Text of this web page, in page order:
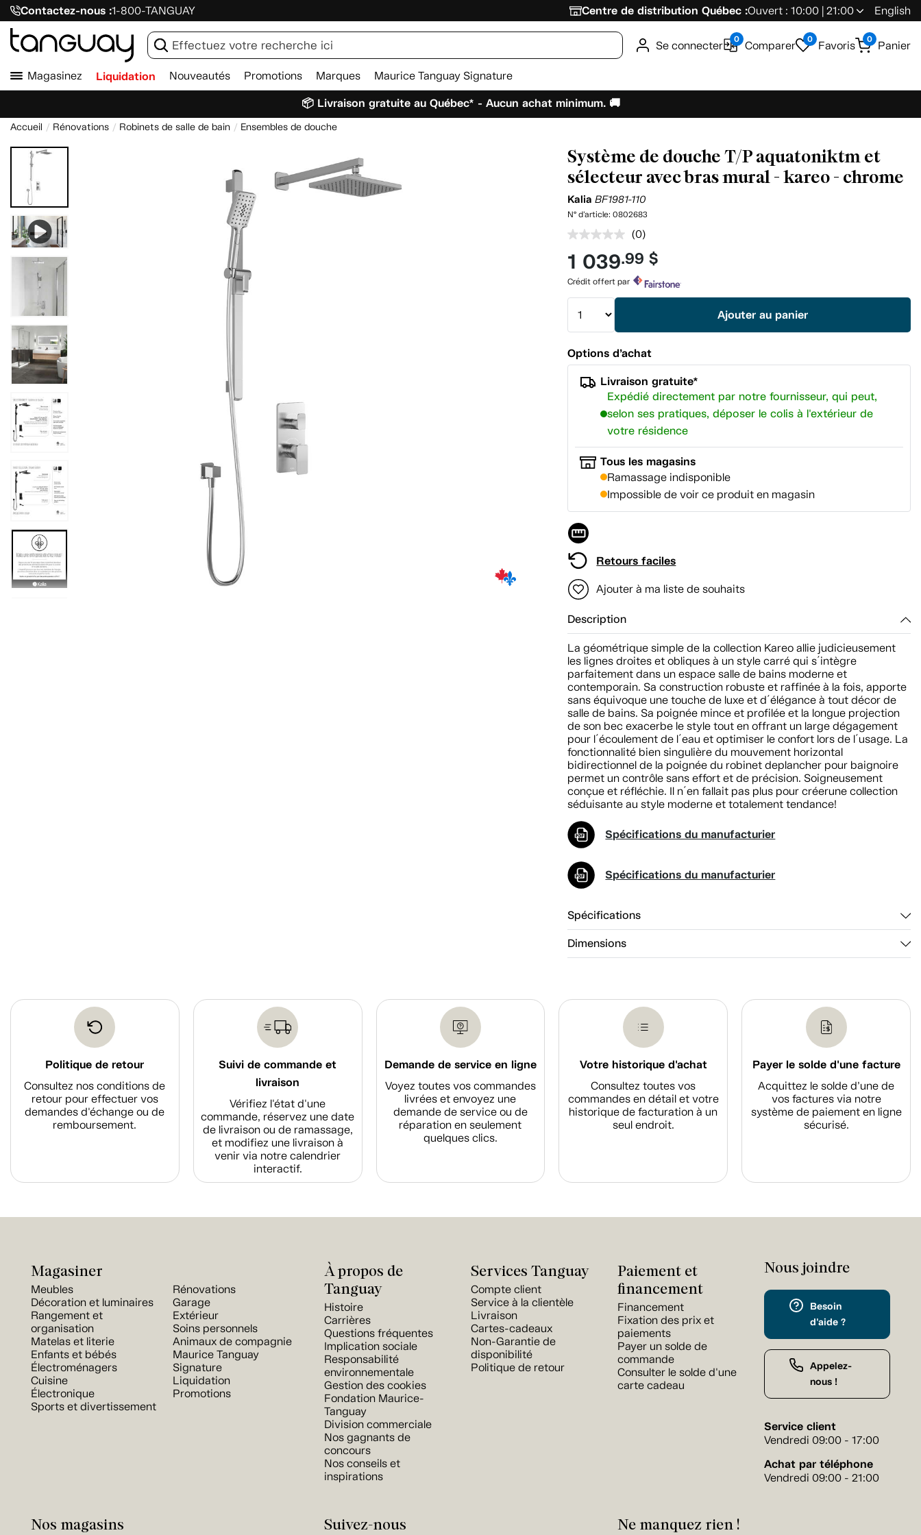
Contactez-nous :1-800-TANGUAY Centre de distribution Québec :Ouvert : 10:00 | 21:00 English
Se connecter 0 Comparer 0 Favoris 0 Panier
Magasinez Liquidation Nouveautés Promotions Marques Maurice Tanguay Signature
📦 Livraison gratuite au Québec* - Aucun achat minimum. 🚚
Accueil Rénovations Robinets de salle de bain Ensembles de douche
Système de douche T/P aquatoniktm et
sélecteur avec bras mural - kareo - chrome
KaliaBF1981-110
N° d'article:0802683
Aucune
cote
pour
produit.
(0)
1 039.99 $
Crédit offert par
Ajouter au panier
Options d’achat
Livraison gratuite*
Expédié directement par notre fournisseur, qui peut,
selon ses pratiques, déposer le colis à l'extérieur de
votre résidence
Tous les magasins
Ramassage indisponible
Impossible de voir ce produit en magasin
Retours faciles
Ajouter à ma liste de souhaits
Description
La géométrique simple de la collection Kareo allie judicieusement
les lignes droites et obliques à un style carré qui s´intègre
parfaitement dans un espace salle de bains moderne et
contemporain. Sa construction robuste et raffinée à la fois, apporte
sans équivoque une touche de luxe et d´élégance à tout décor de
salle de bains. Sa poignée mince et profilée et la longue projection
de son bec exacerbe le style tout en offrant un large dégagement
pour l´écoulement de l´eau et optimiser le confort lors de l´usage. La
fonctionnalité bien singulière du mouvement horizontal
bidirectionnel de la poignée du robinet deplancher pour baignoire
permet un contrôle sans effort et de précision. Soigneusement
conçue et réfléchie. Il n´en fallait pas plus pour créerune collection
séduisante au style moderne et totalement tendance!
Spécifications du manufacturier
Spécifications du manufacturier
Spécifications
Dimensions
Politique de retour
Consultez nos conditions de
retour pour effectuer vos
demandes d'échange ou de
remboursement.
Suivi de commande et
livraison
Vérifiez l'état d'une
commande, réservez une date
de livraison ou de ramassage,
et modifiez une livraison à
venir via notre calendrier
interactif.
Demande de service en ligne
Voyez toutes vos commandes
livrées et envoyez une
demande de service ou de
réparation en seulement
quelques clics.
Votre historique d'achat
Consultez toutes vos
commandes en détail et votre
historique de facturation à un
seul endroit.
Payer le solde d'une facture
Acquittez le solde d’une de
vos factures via notre
système de paiement en ligne
sécurisé.
Magasiner
Meubles
Décoration et luminaires
Rangement et
organisation
Matelas et literie
Enfants et bébés
Électroménagers
Cuisine
Électronique
Sports et divertissement
Rénovations
Garage
Extérieur
Soins personnels
Animaux de compagnie
Maurice Tanguay
Signature
Liquidation
Promotions
À propos de
Tanguay
Histoire
Carrières
Questions fréquentes
Implication sociale
Responsabilité
environnementale
Gestion des cookies
Fondation Maurice-
Tanguay
Division commerciale
Nos gagnants de
concours
Nos conseils et
inspirations
Services Tanguay
Compte client
Service à la clientèle
Livraison
Cartes-cadeaux
Non-Garantie de
disponibilité
Politique de retour
Paiement et
financement
Financement
Fixation des prix et
paiements
Payer un solde de
commande
Consulter le solde d'une
carte cadeau
Nous joindre
Besoin
d'aide ?
Appelez-
nous !
Service client
Vendredi 09:00 - 17:00
Achat par téléphone
Vendredi 09:00 - 21:00
Nos magasins Suivez-nous Ne manquez rien !